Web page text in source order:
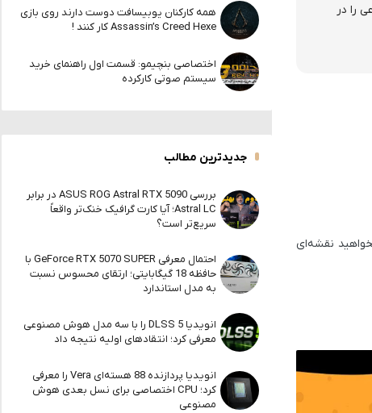
را در
نقشه‌ای
همه کارکنان یوبیسافت دوست دارند روی بازی
Assassin’s Creed Hexe کار کنند !
اختصاصی بنچیمو: قسمت اول راهنمای خرید
سیستم صوتی کارکرده
جدیدترین مطالب
بررسی ASUS ROG Astral RTX 5090 در برابر
Astral LC؛ آیا کارت گرافیک خنک‌تر واقعاً
سریع‌تر است؟
احتمال معرفی GeForce RTX 5070 SUPER با
حافظه 18 گیگابایتی؛ ارتقای محسوس نسبت
به مدل استاندارد
انویدیا DLSS 5 را با سه مدل هوش مصنوعی
معرفی کرد؛ انتقادهای اولیه نتیجه داد
انویدیا پردازنده 88 هسته‌ای Vera را معرفی
کرد؛ CPU اختصاصی برای نسل بعدی هوش
مصنوعی